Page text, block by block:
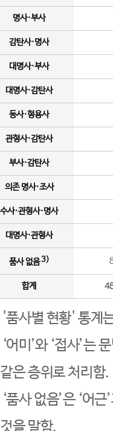
명사·부사
감탄사·명사
대명사·부사
대명사·감탄사
동사·형용사
관형사·감탄사
부사·감탄사
의존 명사·조사
수사·관형사·명사
대명사·관형사
품사 없음3)
합계
품사별 현황' 통계
어미’와 ‘접사’는
은 층위로 처리함.
품사 없음’은 ‘어
을 말함.